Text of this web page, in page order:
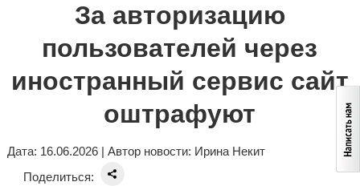
За авторизацию
пользователей через
иностранный сервис сайт
оштрафуют
Дата: 16.06.2026 | Автор новости: Ирина Некит
Поделиться: